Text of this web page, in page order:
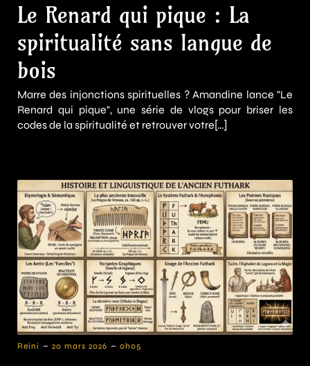
Le Renard qui pique : La
spiritualité sans langue de
bois
Marre des injonctions spirituelles ? Amandine lance "Le
Renard qui pique", une série de vlogs pour briser les
codes de la spiritualité et retrouver votre[…]
Reini - 20 mars 2026 - 0h05